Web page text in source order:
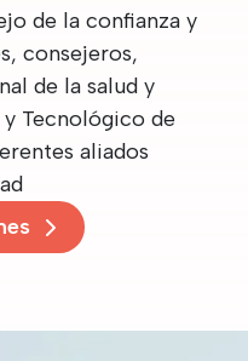
de la confianza y
consejeros,
de la salud y
Tecnológico de
aliados